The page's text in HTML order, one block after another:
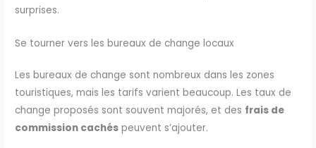
surprises.
Se tourner vers les bureaux de change locaux
Les bureaux de change sont nombreux dans les zones
touristiques, mais les tarifs varient beaucoup. Les taux de
change proposés sont souvent majorés, et des frais de
commission cachés peuvent s’ajouter.